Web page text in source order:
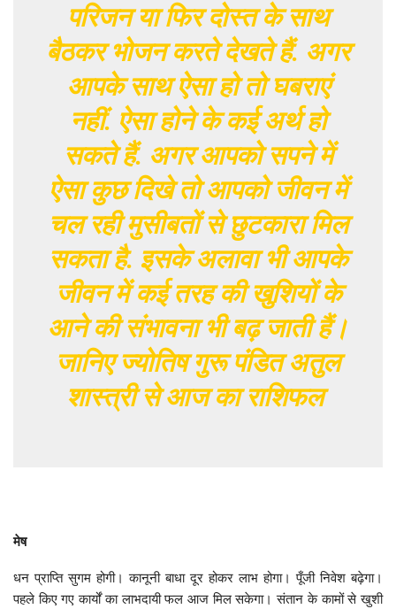
परिजन या फिर दोस्त के साथ
बैठकर भोजन करते देखते हैं. अगर
आपके साथ ऐसा हो तो घबराएं
नहीं. ऐसा होने के कई अर्थ हो
सकते हैं. अगर आपको सपने में
ऐसा कुछ दिखे तो आपको जीवन में
चल रही मुसीबतों से छुटकारा मिल
सकता है. इसके अलावा भी आपके
जीवन में कई तरह की खुशियों के
आने की संभावना भी बढ़ जाती हैं।
जानिए ज्योतिष गुरू पंडित अतुल
शास्त्री से आज का राशिफल
मेष
धन प्राप्ति सुगम होगी। कानूनी बाधा दूर होकर लाभ होगा। पूँजी निवेश बढ़ेगा।
पहले किए गए कार्यों का लाभदायी फल आज मिल सकेगा। संतान के कामों से खुशी